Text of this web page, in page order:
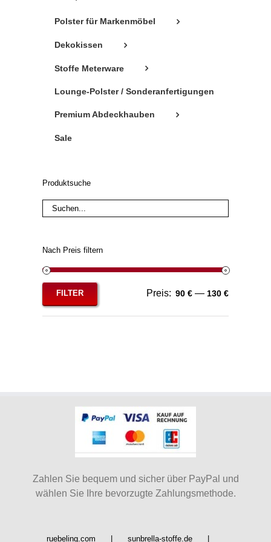
Polster für Markenmöbel
Dekokissen
Stoffe Meterware
Lounge-Polster / Sonderanfertigungen
Premium Abdeckhauben
Sale
Produktsuche
Nach Preis filtern
Min.
Preis
Max.
Preis
FILTER Preis: 90 € — 130 €
Zahlen Sie bequem und sicher über PayPal und
wählen Sie Ihre bevorzugte Zahlungsmethode.
ruebeling.com sunbrella-stoffe.de